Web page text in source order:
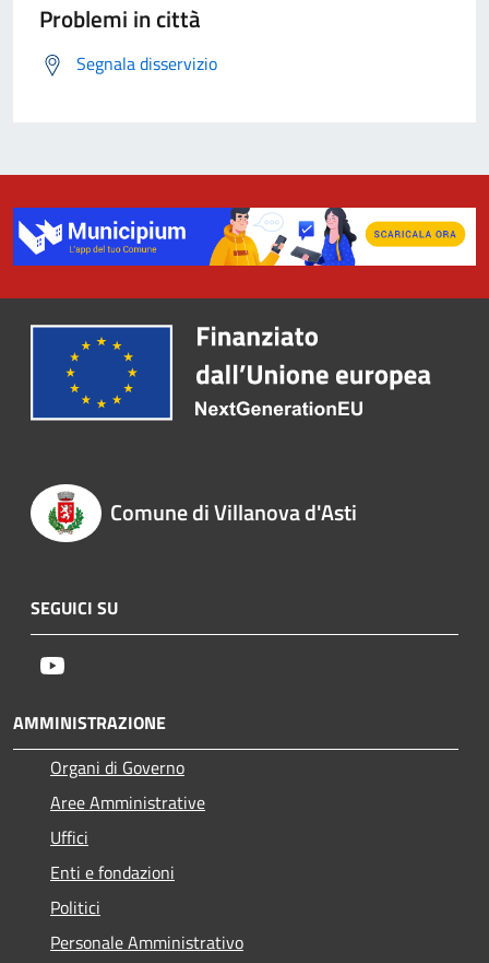
Problemi in città
Segnala disservizio
Comune di Villanova d'Asti
SEGUICI SU
AMMINISTRAZIONE
Organi di Governo
Aree Amministrative
Uffici
Enti e fondazioni
Politici
Personale Amministrativo